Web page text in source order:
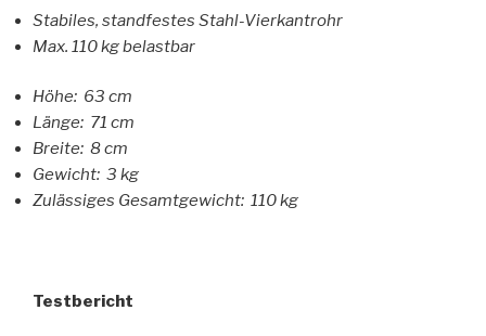
Stabiles, standfestes Stahl-Vierkantrohr
Max. 110 kg belastbar
Höhe: 63 cm
Länge: 71 cm
Breite: 8 cm
Gewicht: 3 kg
Zulässiges Gesamtgewicht: 110 kg
Testbericht